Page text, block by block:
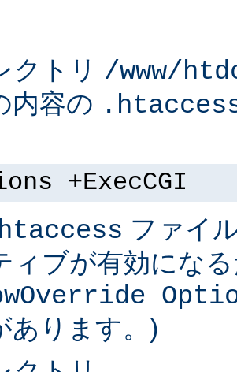
クトリ /www/
内容の
+ExecCGI
ファイ
ィブが有効にな
あります。)